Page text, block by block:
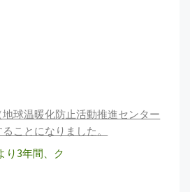
球温暖化防止活動推進センター
ことになりました。
り3年間、ク